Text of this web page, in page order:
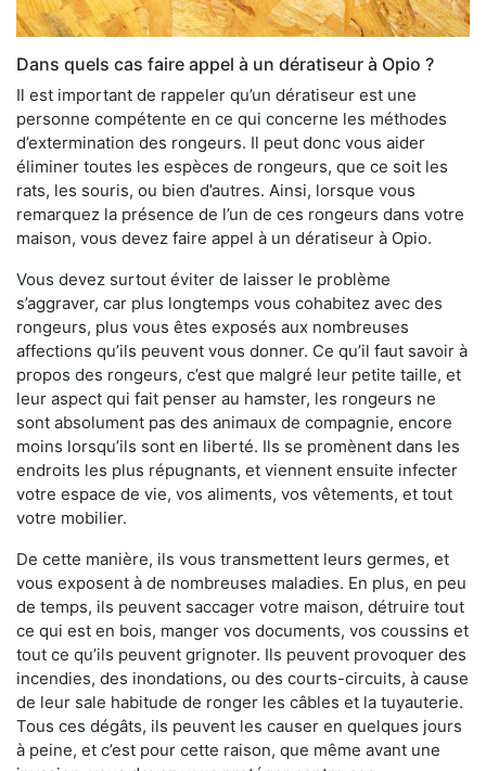
Dans quels cas faire appel à un dératiseur à Opio ?
Il est important de rappeler qu’un dératiseur est une
personne compétente en ce qui concerne les méthodes
d’extermination des rongeurs. Il peut donc vous aider
éliminer toutes les espèces de rongeurs, que ce soit les
rats, les souris, ou bien d’autres. Ainsi, lorsque vous
remarquez la présence de l’un de ces rongeurs dans votre
maison, vous devez faire appel à un dératiseur à Opio.
Vous devez surtout éviter de laisser le problème
s’aggraver, car plus longtemps vous cohabitez avec des
rongeurs, plus vous êtes exposés aux nombreuses
affections qu’ils peuvent vous donner. Ce qu’il faut savoir à
propos des rongeurs, c’est que malgré leur petite taille, et
leur aspect qui fait penser au hamster, les rongeurs ne
sont absolument pas des animaux de compagnie, encore
moins lorsqu’ils sont en liberté. Ils se promènent dans les
endroits les plus répugnants, et viennent ensuite infecter
votre espace de vie, vos aliments, vos vêtements, et tout
votre mobilier.
De cette manière, ils vous transmettent leurs germes, et
vous exposent à de nombreuses maladies. En plus, en peu
de temps, ils peuvent saccager votre maison, détruire tout
ce qui est en bois, manger vos documents, vos coussins et
tout ce qu’ils peuvent grignoter. Ils peuvent provoquer des
incendies, des inondations, ou des courts-circuits, à cause
de leur sale habitude de ronger les câbles et la tuyauterie.
Tous ces dégâts, ils peuvent les causer en quelques jours
à peine, et c’est pour cette raison, que même avant une